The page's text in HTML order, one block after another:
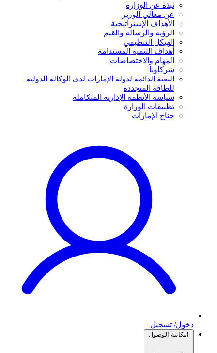
نبذة عن الوزارة
عن معالي الوزير
الأهداف الإستراتيجية
الرؤية والرسالة والقيم
الهيكل التنظيمي
أهداف التنمية المستدامة
المهام والاختصاصات
شركاؤنا
البعثة الدائمة لدولة الإمارات لدى الوكالة الدولية
للطاقة المتجددة
سياسة الأنظمة الإدارية المتكاملة
تطبيقات الوزارة
جناح الإمارات
دخول/ تسجيل
امكانية الوصول